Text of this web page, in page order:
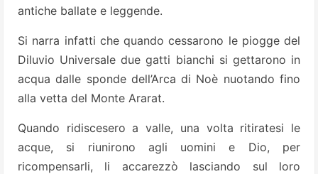
antiche ballate e leggende.
Si narra infatti che quando cessarono le piogge del
Diluvio Universale due gatti bianchi si gettarono in
acqua dalle sponde dell’Arca di Noè nuotando fino
alla vetta del Monte Ararat.
Quando ridiscesero a valle, una volta ritiratesi le
acque, si riunirono agli uomini e Dio, per
ricompensarli, li accarezzò lasciando sul loro